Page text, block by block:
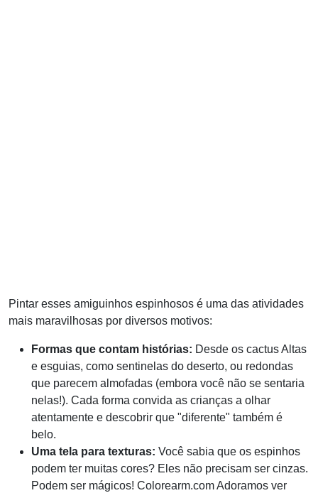
Pintar esses amiguinhos espinhosos é uma das atividades
mais maravilhosas por diversos motivos:
Formas que contam histórias: Desde os cactus Altas
e esguias, como sentinelas do deserto, ou redondas
que parecem almofadas (embora você não se sentaria
nelas!). Cada forma convida as crianças a olhar
atentamente e descobrir que "diferente" também é
belo.
Uma tela para texturas: Você sabia que os espinhos
podem ter muitas cores? Eles não precisam ser cinzas.
Podem ser mágicos! Colorearm.com Adoramos ver